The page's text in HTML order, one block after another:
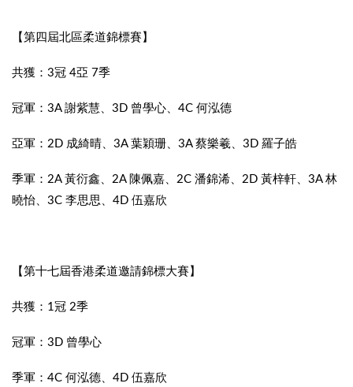
【第四屆北區柔道錦標賽】
共獲：3冠 4亞 7季
冠軍：3A 謝紫慧、3D 曾學心、4C 何泓德
亞軍：2D 成綺晴、3A 葉穎珊、3A 蔡樂羲、3D 羅子皓
季軍：2A 黃衍鑫、2A 陳佩嘉、2C 潘錦浠、2D 黃梓軒、3A 林
曉怡、3C 李思思、4D 伍嘉欣
【第十七屆香港柔道邀請錦標大賽】
共獲：1冠 2季
冠軍：3D 曾學心
季軍：4C 何泓德、4D 伍嘉欣